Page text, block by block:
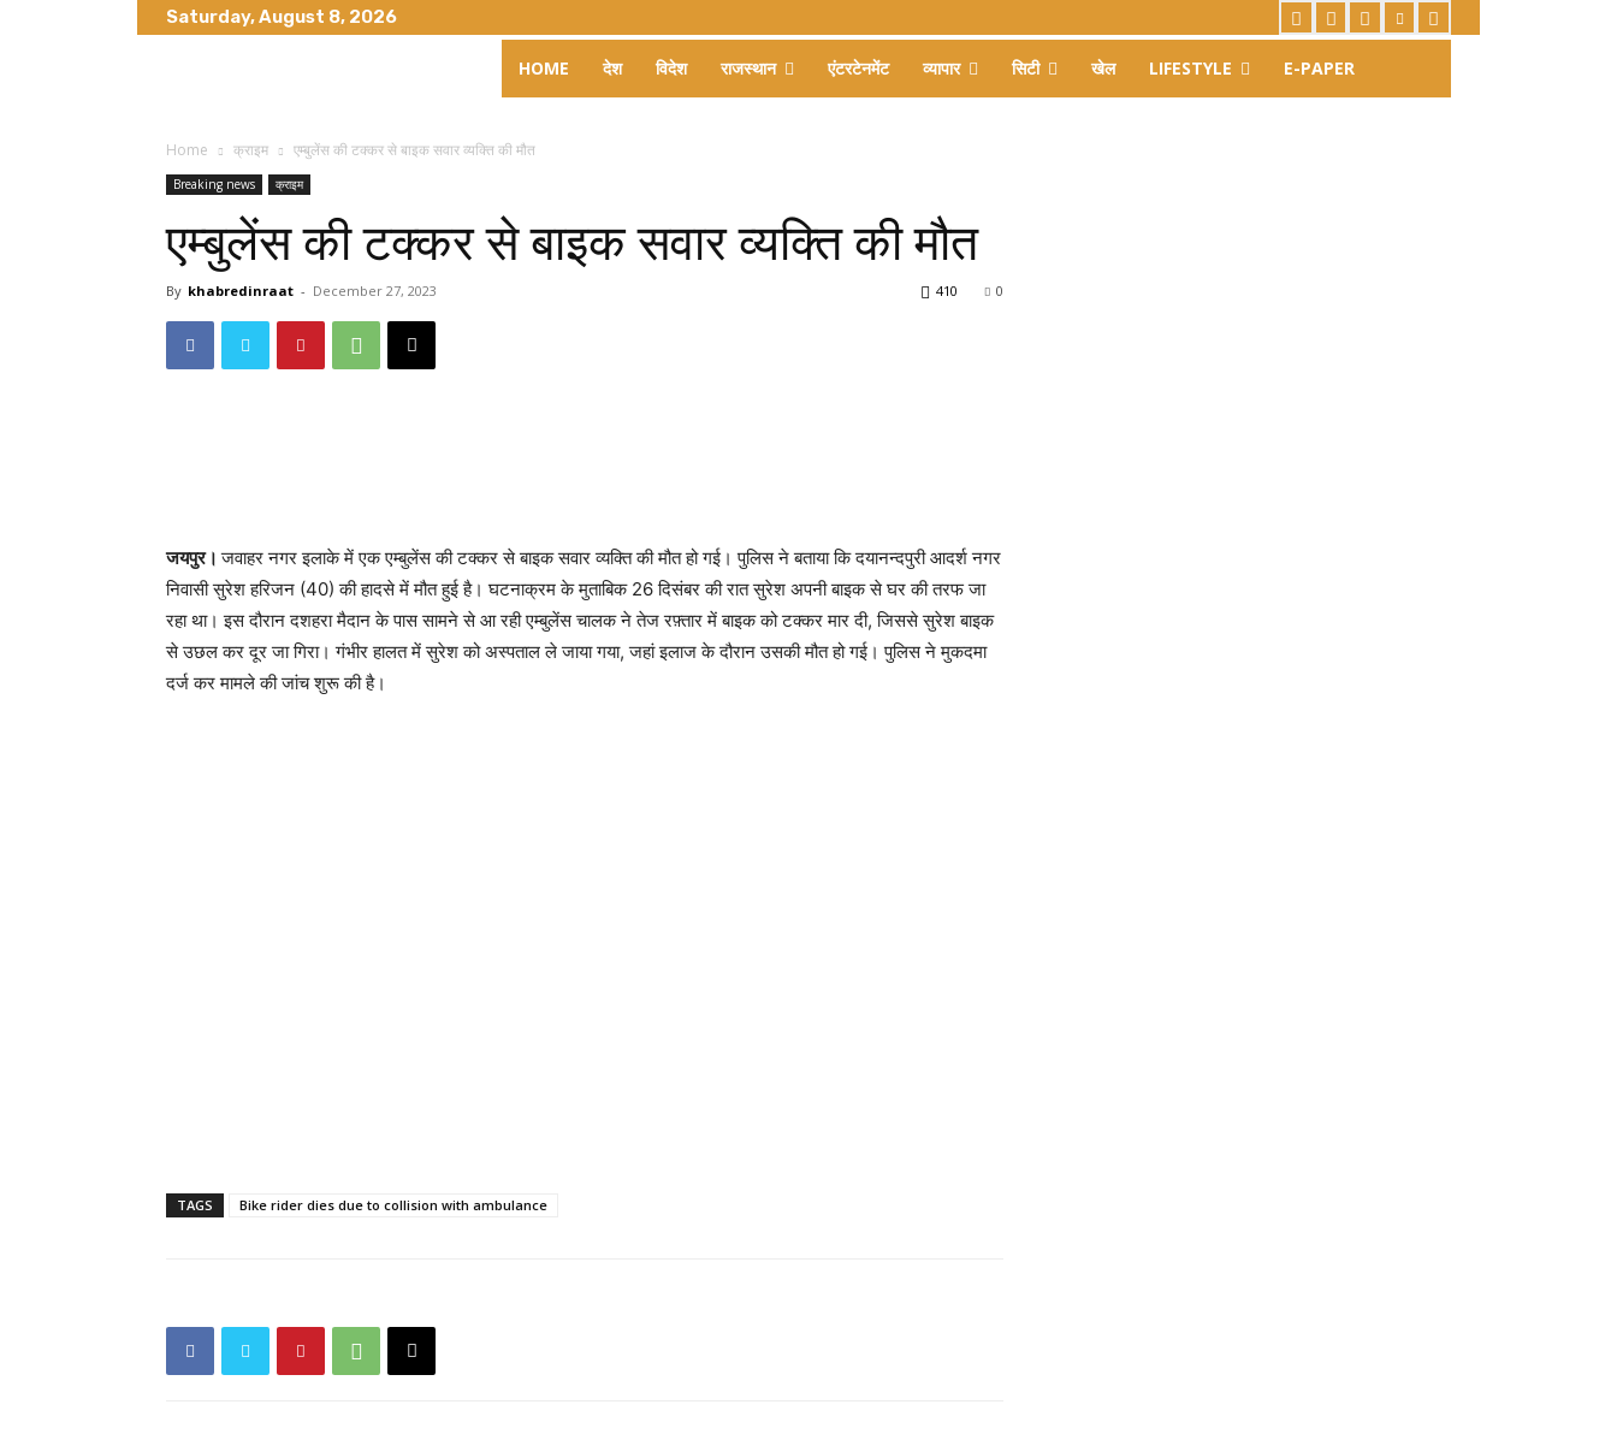
Saturday, August 8, 2026
HOME देश विदेश राजस्थान एंटरटेनमेंट व्यापार सिटी खेल LIFESTYLE E-PAPER
Home क्राइम एम्बुलेंस की टक्कर से बाइक सवार व्यक्ति की मौत
Breaking news क्राइम
एम्बुलेंस की टक्कर से बाइक सवार व्यक्ति की मौत
By khabredinraat - December 27, 2023 0
410
जयपुर।जवाहर नगर इलाके में एक एम्बुलेंस की टक्कर से बाइक सवार व्यक्ति की मौत हो गई। पुलिस ने बताया कि दयानन्दपुरी आदर्श नगर
निवासी सुरेश हरिजन (40) की हादसे में मौत हुई है। घटनाक्रम के मुताबिक 26 दिसंबर की रात सुरेश अपनी बाइक से घर की तरफ जा
रहा था। इस दौरान दशहरा मैदान के पास सामने से आ रही एम्बुलेंस चालक ने तेज रफ़्तार में बाइक को टक्कर मार दी, जिससे सुरेश बाइक
से उछल कर दूर जा गिरा। गंभीर हालत में सुरेश को अस्पताल ले जाया गया, जहां इलाज के दौरान उसकी मौत हो गई। पुलिस ने मुकदमा
दर्ज कर मामले की जांच शुरू की है।
TAGS Bike rider dies due to collision with ambulance